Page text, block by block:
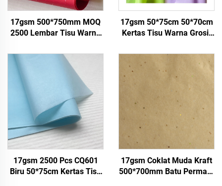
17gsm 500*750mm MOQ
2500 Lembar Tisu Warna
Kemasan Hadiah
Makanan, Grosir Pabrik
Kertas Pembungkus
17gsm 50*75cm 50*70cm
Kertas Tisu Warna Grosir
Kemasan
17gsm 2500 Pcs CQ601
Biru 50*75cm Kertas Tisu
17gsm Coklat Muda Kraft
500*700mm Batu Permata